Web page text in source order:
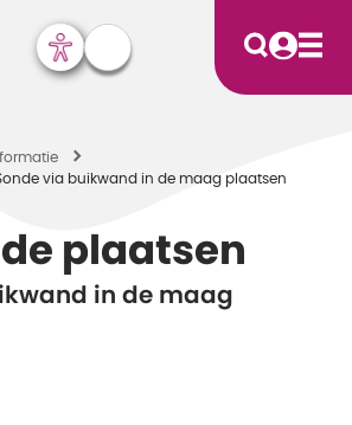
via buikwand in de maag plaatsen
plaatsen
in de maag